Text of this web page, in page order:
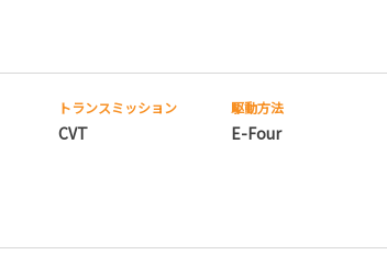
トランスミッション
CVT
駆動方法
E-Four